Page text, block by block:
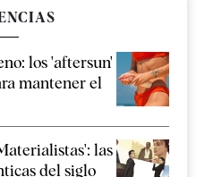
los 'aftersun'
mantener el
las
del siglo